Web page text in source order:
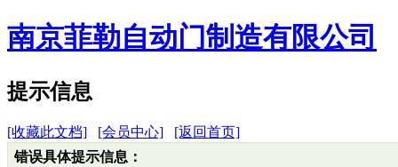
南京菲勒自动门制造有限公司
提示信息
[收藏此文档] [会员中心]
[返回首页]
错误具体提示信息：